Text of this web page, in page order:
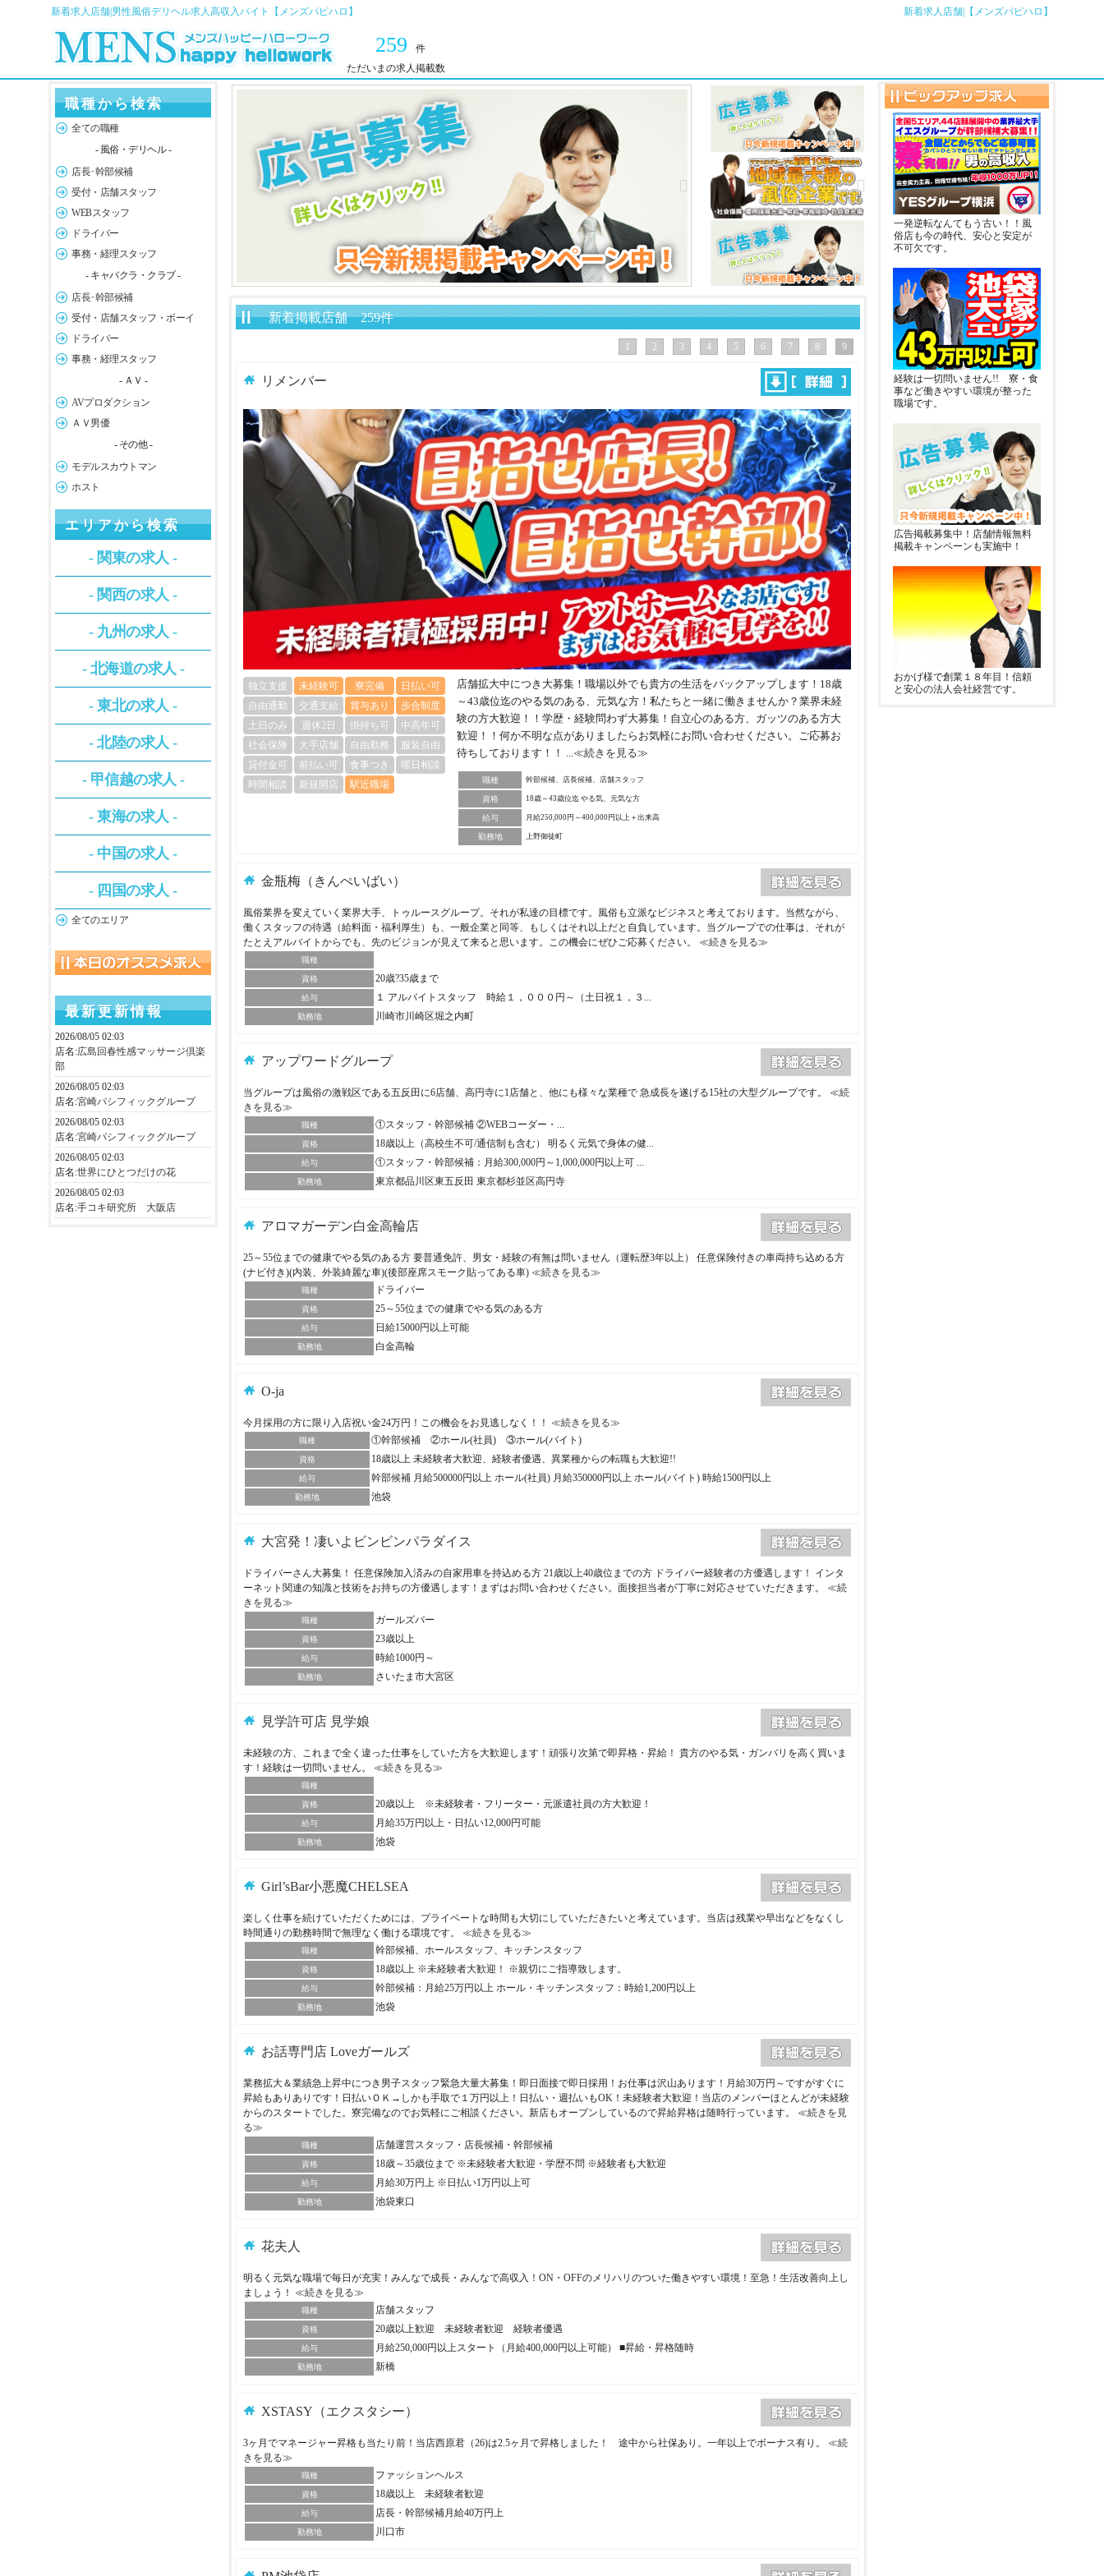
新着求人店舗|男性風俗デリヘル求人高収入バイト【メンズパピハロ】 新着求人店舗|【メンズパピハロ】
259
件
ただいまの求人掲載数
職種から検索
全ての職種
- 風俗・デリヘル -
店長･幹部候補
受付・店舗スタッフ
WEBスタッフ
ドライバー
事務・経理スタッフ
- キャバクラ・クラブ -
店長･幹部候補
受付・店舗スタッフ・ボーイ
ドライバー
事務・経理スタッフ
- ＡＶ -
AVプロダクション
ＡＶ男優
- その他 -
モデルスカウトマン
ホスト
エリアから検索
- 関東の求人 -
- 関西の求人 -
- 九州の求人 -
- 北海道の求人 -
- 東北の求人 -
- 北陸の求人 -
- 甲信越の求人 -
- 東海の求人 -
- 中国の求人 -
- 四国の求人 -
全てのエリア
最新更新情報
2026/08/05 02:03
店名:広島回春性感マッサージ倶楽
部
2026/08/05 02:03
店名:宮崎パシフィックグループ
2026/08/05 02:03
店名:宮崎パシフィックグループ
2026/08/05 02:03
店名:世界にひとつだけの花
2026/08/05 02:03
店名:手コキ研究所 大阪店
新着掲載店舗 259件
1 2 3 4 5 6 7 8 9
リメンバー
独立支援 未経験可 寮完備
日払い可
自由通勤
交通支給 賞与あり
歩合制度
土日のみ
週休2日 掛持ち可
中高年可
社会保険
大手店舗 自由勤務
服装自由
貸付金可
前払い可 食事つき
曜日相談
時間相談
新規開店 駅近職場
店舗拡大中につき大募集！職場以外でも貴方の生活をバックアップします！18歳
～43歳位迄のやる気のある、元気な方！私たちと一緒に働きませんか？業界未経
験の方大歓迎！！学歴・経験問わず大募集！自立心のある方、ガッツのある方大
歓迎！！何か不明な点がありましたらお気軽にお問い合わせください。ご応募お
待ちしております！！ ... ≪続きを見る≫
職種 幹部候補、店長候補、店舗スタッフ
資格 18歳～43歳位迄 やる気、元気な方
給与 月給250,000円～400,000円以上＋出来高
勤務地 上野御徒町
金瓶梅（きんぺいばい）
風俗業界を変えていく業界大手、トゥルースグループ。それが私達の目標です。風俗も立派なビジネスと考えております。当然ながら、
働くスタッフの待遇（給料面・福利厚生）も、一般企業と同等、もしくはそれ以上だと自負しています。当グループでの仕事は、それが
たとえアルバイトからでも、先のビジョンが見えて来ると思います。この機会にぜひご応募ください。 ≪続きを見る≫
職種
資格 20歳?35歳まで
給与 １ アルバイトスタッフ 時給１，０００円～（土日祝１，３...
勤務地 川崎市川崎区堀之内町
アップワードグループ
当グループは風俗の激戦区である五反田に6店舗、高円寺に1店舗と、他にも様々な業種で 急成長を遂げる15社の大型グループです。 ≪続
きを見る≫
職種 ①スタッフ・幹部候補 ②WEBコーダー・...
資格 18歳以上（高校生不可/通信制も含む） 明るく元気で身体の健...
給与 ①スタッフ・幹部候補：月給300,000円～1,000,000円以上可 ...
勤務地 東京都品川区東五反田 東京都杉並区高円寺
アロマガーデン白金高輪店
25～55位までの健康でやる気のある方 要普通免許、男女・経験の有無は問いません（運転歴3年以上） 任意保険付きの車両持ち込める方
(ナビ付き)(内装、外装綺麗な車)(後部座席スモーク貼ってある車) ≪続きを見る≫
職種 ドライバー
資格 25～55位までの健康でやる気のある方
給与 日給15000円以上可能
勤務地 白金高輪
O-ja
今月採用の方に限り入店祝い金24万円！この機会をお見逃しなく！！ ≪続きを見る≫
職種 ①幹部候補 ②ホール(社員) ③ホール(バイト)
資格 18歳以上 未経験者大歓迎、経験者優遇、異業種からの転職も大歓迎!!
給与 幹部候補 月給500000円以上 ホール(社員) 月給350000円以上 ホール(バイト) 時給1500円以上
勤務地 池袋
大宮発！凄いよビンビンパラダイス
ドライバーさん大募集！ 任意保険加入済みの自家用車を持込める方 21歳以上40歳位までの方 ドライバー経験者の方優遇します！ インタ
ーネット関連の知識と技術をお持ちの方優遇します！まずはお問い合わせください。面接担当者が丁寧に対応させていただきます。 ≪続
きを見る≫
職種 ガールズバー
資格 23歳以上
給与 時給1000円～
勤務地 さいたま市大宮区
見学許可店 見学娘
未経験の方、これまで全く違った仕事をしていた方を大歓迎します！頑張り次第で即昇格・昇給！ 貴方のやる気・ガンバリを高く買いま
す！経験は一切問いません。 ≪続きを見る≫
職種
資格 20歳以上 ※未経験者・フリーター・元派遣社員の方大歓迎！
給与 月給35万円以上・日払い12,000円可能
勤務地 池袋
Girl’sBar小悪魔CHELSEA
楽しく仕事を続けていただくためには、プライベートな時間も大切にしていただきたいと考えています。当店は残業や早出などをなくし
時間通りの勤務時間で無理なく働ける環境です。 ≪続きを見る≫
職種 幹部候補、ホールスタッフ、キッチンスタッフ
資格 18歳以上 ※未経験者大歓迎！ ※親切にご指導致します。
給与 幹部候補：月給25万円以上 ホール・キッチンスタッフ：時給1,200円以上
勤務地 池袋
お話専門店 Loveガールズ
業務拡大＆業績急上昇中につき男子スタッフ緊急大量大募集！即日面接で即日採用！お仕事は沢山あります！月給30万円～ですがすぐに
昇給もありありです！日払いＯＫ→しかも手取で１万円以上！日払い・週払いもOK！未経験者大歓迎！当店のメンバーほとんどが未経験
からのスタートでした。寮完備なのでお気軽にご相談ください。新店もオープンしているので昇給昇格は随時行っています。 ≪続きを見
る≫
職種 店舗運営スタッフ・店長候補・幹部候補
資格 18歳～35歳位まで ※未経験者大歓迎・学歴不問 ※経験者も大歓迎
給与 月給30万円上 ※日払い1万円以上可
勤務地 池袋東口
花夫人
明るく元気な職場で毎日が充実！みんなで成長・みんなで高収入！ON・OFFのメリハリのついた働きやすい環境！至急！生活改善向上し
ましょう！ ≪続きを見る≫
職種 店舗スタッフ
資格 20歳以上歓迎 未経験者歓迎 経験者優遇
給与 月給250,000円以上スタート（月給400,000円以上可能） ■昇給・昇格随時
勤務地 新橋
XSTASY（エクスタシー）
3ヶ月でマネージャー昇格も当たり前！当店西原君（26)は2.5ヶ月で昇格しました！ 途中から社保あり。一年以上でボーナス有り。 ≪続
きを見る≫
職種 ファッションヘルス
資格 18歳以上 未経験者歓迎
給与 店長・幹部候補月給40万円上
勤務地 川口市
一発逆転なんてもう古い！！風
俗店も今の時代、安心と安定が
不可欠です。
経験は一切問いません!! 寮・食
事など働きやすい環境が整った
職場です。
広告掲載募集中！店舗情報無料
掲載キャンペーンも実施中！
おかげ様で創業１８年目！信頼
と安心の法人会社経営です。